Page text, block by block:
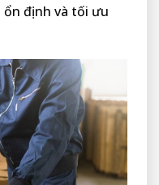
định và tối ưu